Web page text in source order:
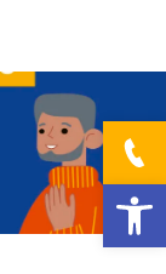
Ouvrir la